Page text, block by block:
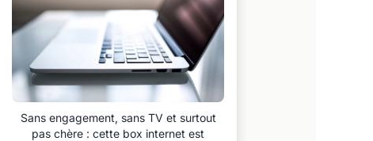
Sans engagement, sans TV et surtout
pas chère : cette box internet est